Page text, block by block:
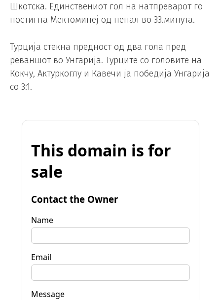
Шкотска. Единствениот гол на натпреварот го
постигна Мектоминеј од пенал во 33.минута.
Турција стекна предност од два гола пред
реваншот во Унгарија. Турците со головите на
Кокчу, Актуркоглу и Кавечи ја победија Унгарија
со 3:1.